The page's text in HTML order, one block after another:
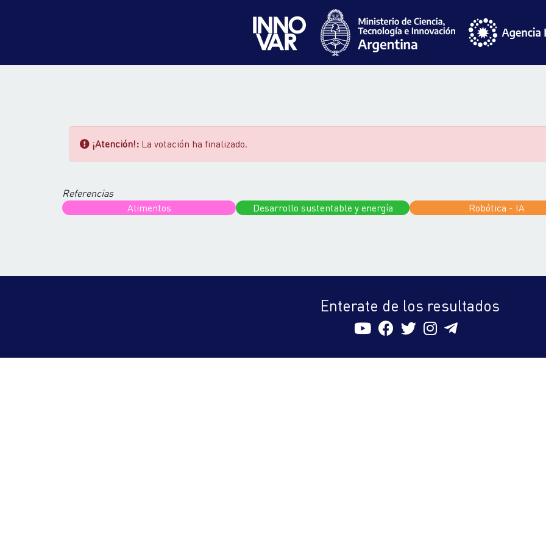
¡Atención!: La votación ha finalizado.
Referencias
Alimentos
Desarrollo sustentable y energía Robótica - IA